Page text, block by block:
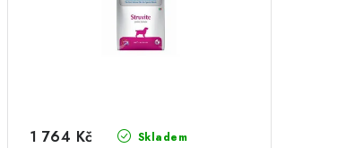
Skladem
1 764 Kč